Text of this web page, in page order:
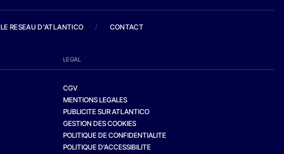
LE RESEAU D'ATLANTICO / CONTACT
LEGAL
CGV
MENTIONS LEGALES
PUBLICITE SUR ATLANTICO
GESTION DES COOKIES
POLITIQUE DE CONFIDENTIALITE
POLITIQUE D’ACCESSIBILITE